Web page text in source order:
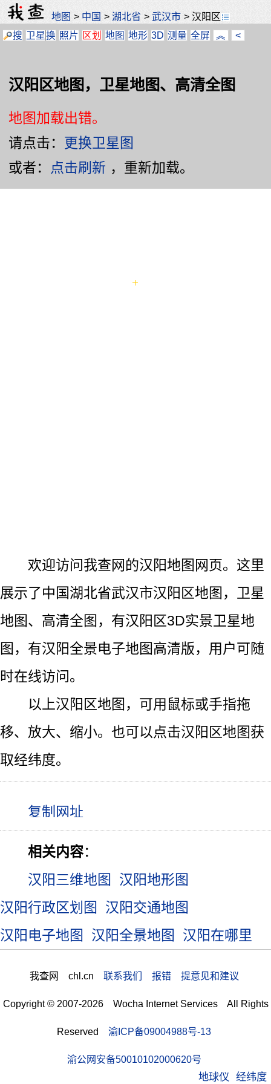
地图 > 中国 >湖北省 >武汉市 >汉阳区
搜 卫星换 照片 区划 地图 地形 3D 测量 全屏 ︽ <
汉阳区地图，卫星地图、高清全图
地图加载出错。
请点击： 更换卫星图
或者： 点击刷新 ，重新加载。
地球仪 经纬度
欢迎访问我查网的汉阳地图网页。这里
展示了中国湖北省武汉市汉阳区地图，卫星
地图、高清全图，有汉阳区3D实景卫星地
图，有汉阳全景电子地图高清版，用户可随
时在线访问。
以上汉阳区地图，可用鼠标或手指拖
移、放大、缩小。也可以点击汉阳区地图获
取经纬度。
相关内容：
汉阳三维地图
汉阳地形图
汉阳行政区划图
汉阳交通地图
汉阳电子地图
汉阳全景地图 汉阳在哪里
我查网 chl.cn 联系我们 报错 提意见和建议
Copyright © 2007-2026 Wocha Internet Services All Rights
Reserved 渝ICP备09004988号-13
渝公网安备50010102000620号